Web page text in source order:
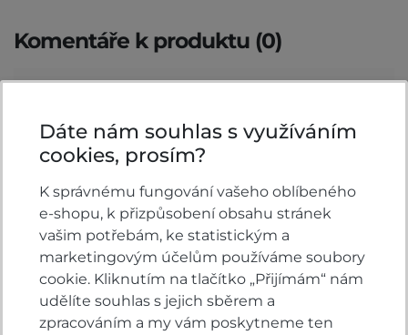
Komentáře k produktu (0)
červené/modré plexi?
Zeptejte se.
ZEPTAT SE V DISKUSI
Hodnocení produktu
Dáte nám souhlas s využíváním
cookies, prosím?
K správnému fungování vašeho oblíbeného
e-shopu, k přizpůsobení obsahu stránek
vašim potřebám, ke statistickým a
marketingovým účelům používáme soubory
cookie. Kliknutím na tlačítko „Přijímám“ nám
udělíte souhlas s jejich sběrem a
zpracováním a my vám poskytneme ten